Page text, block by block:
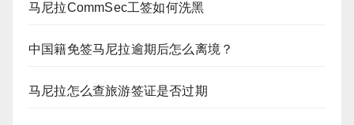
马尼拉CommSec工签如何洗黑
中国籍免签马尼拉逾期后怎么离境？
马尼拉怎么查旅游签证是否过期